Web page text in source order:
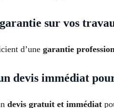
sur vos
d’une garantie
devis immédiat
devis gratuit et immédiat